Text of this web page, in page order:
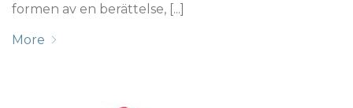
formen av en berättelse, [...]
More